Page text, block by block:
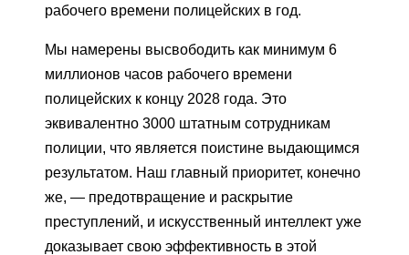
рабочего времени полицейских в год.
Мы намерены высвободить как минимум 6
миллионов часов рабочего времени
полицейских к концу 2028 года. Это
эквивалентно 3000 штатным сотрудникам
полиции, что является поистине выдающимся
результатом. Наш главный приоритет, конечно
же, — предотвращение и раскрытие
преступлений, и искусственный интеллект уже
доказывает свою эффективность в этой